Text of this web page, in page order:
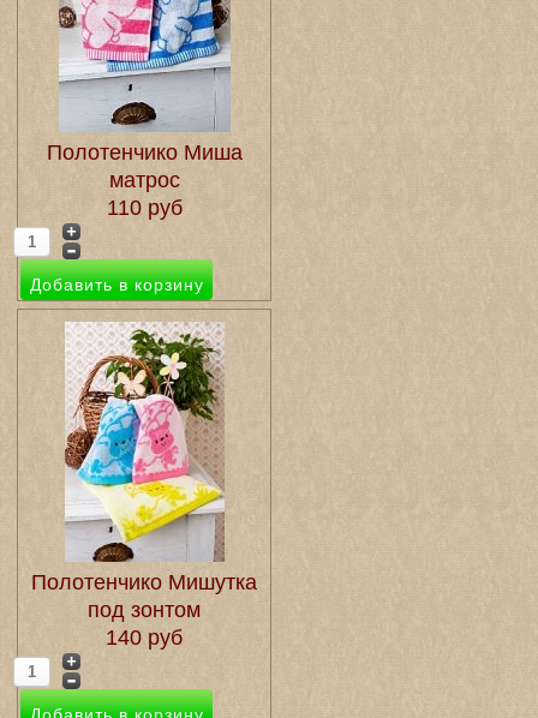
Полотенчико Миша
матрос
110 руб
Полотенчико Мишутка
под зонтом
140 руб